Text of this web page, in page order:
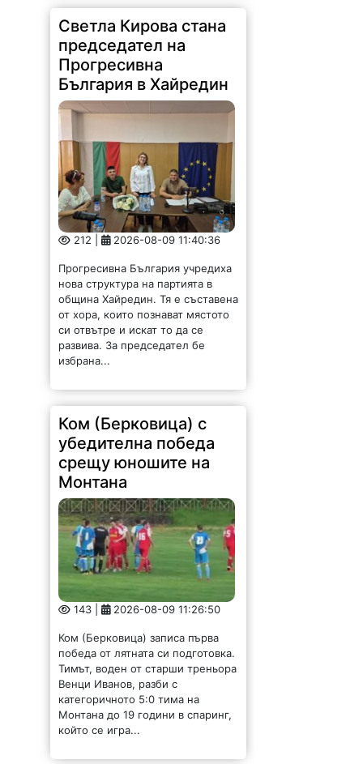
212 | 2026-08-09 11:40:36
Прогресивна България учредиха
нова структура на партията в
община Хайредин. Тя е съставена
от хора, които познават мястото
си отвътре и искат то да се
развива. За председател бе
избрана...
Ком (Берковица) с
убедителна победа
срещу юношите на
Монтана
143 | 2026-08-09 11:26:50
Ком (Берковица) записа първа
победа от лятната си подготовка.
Тимът, воден от старши треньора
Венци Иванов, разби с
категоричното 5:0 тима на
Монтана до 19 години в спаринг,
който се игра...
Откриха нова база за
изкупуване на метали
в Мездра /СНИМКИ/